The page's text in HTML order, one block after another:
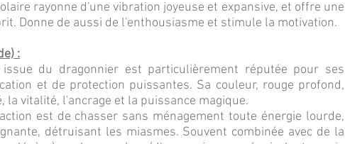
Donne de aussi de l'enthousiasme et stimule la motivation.
:
et de protection puissantes. Sa couleur, rouge profond,
la vitalité, l'ancrage et la puissance magique.
détruisant les miasmes. Souvent combinée avec de la